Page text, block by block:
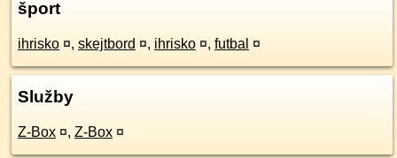
šport
ihrisko ¤, skejtbord ¤, ihrisko ¤, futbal ¤
Služby
Z-Box ¤, Z-Box ¤